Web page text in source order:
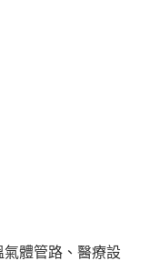
體管路、醫療設